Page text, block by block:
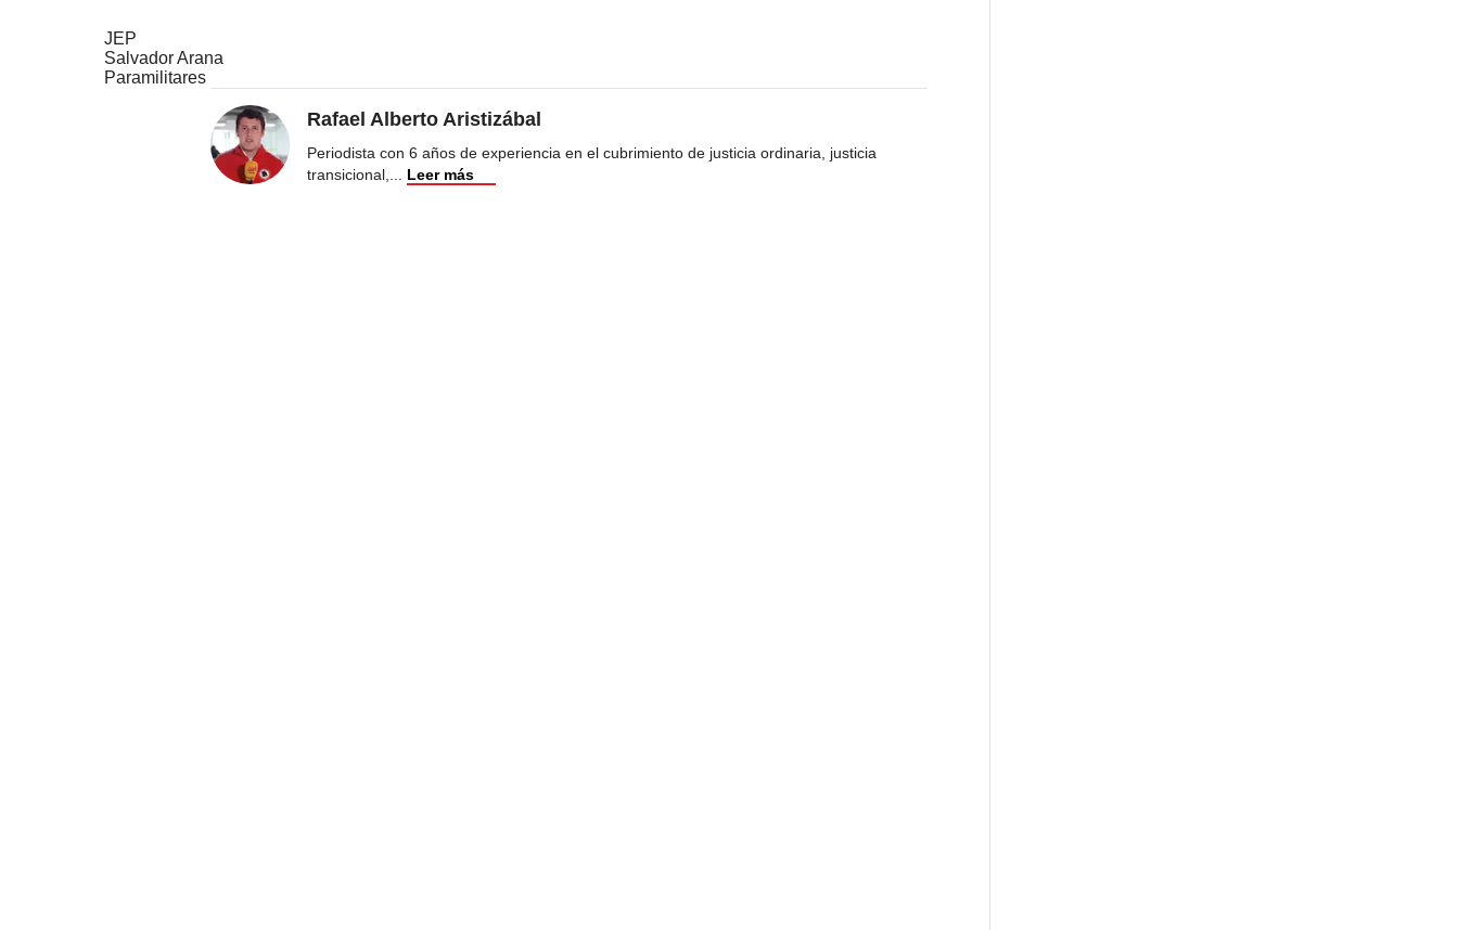
JEP
Salvador Arana
Paramilitares
Rafael Alberto Aristizábal
Periodista con 6 años de experiencia en el cubrimiento de justicia ordinaria, justicia
transicional,... Leer más